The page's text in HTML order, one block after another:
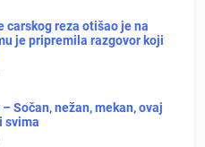
carskog reza otišao je na
je pripremila razgovor koji
Sočan, nežan, mekan, ovaj
svima